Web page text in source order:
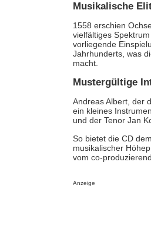
Musikalische
1558 erschien
vielfältiges
vorliegende
Jahrhunderts, was
macht.
Mustergültige
Andreas Albert, der
ein kleines
und der Tenor Jan
So bietet die CD
musikalischer
vom co-
Anzeige